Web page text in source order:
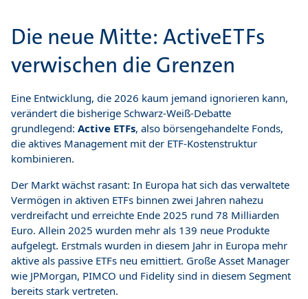
Die neue Mitte: ActiveETFs
verwischen die Grenzen
Eine Entwicklung, die 2026 kaum jemand ignorieren kann,
verändert die bisherige Schwarz-Weiß-Debatte
grundlegend: Active ETFs, also börsengehandelte Fonds,
die aktives Management mit der ETF-Kostenstruktur
kombinieren.
Der Markt wächst rasant: In Europa hat sich das verwaltete
Vermögen in aktiven ETFs binnen zwei Jahren nahezu
verdreifacht und erreichte Ende 2025 rund 78 Milliarden
Euro. Allein 2025 wurden mehr als 139 neue Produkte
aufgelegt. Erstmals wurden in diesem Jahr in Europa mehr
aktive als passive ETFs neu emittiert. Große Asset Manager
wie JPMorgan, PIMCO und Fidelity sind in diesem Segment
bereits stark vertreten.